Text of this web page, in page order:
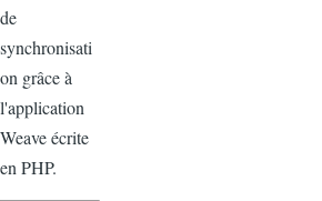
de
synchronisati
on grâce à
l'application
Weave écrite
en PHP.